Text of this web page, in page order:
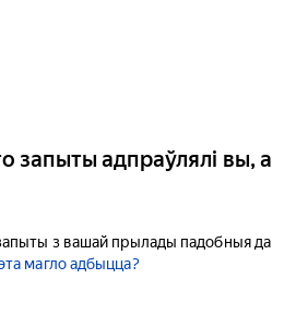
запыты адпраўлялі вы, а
з вашай прылады падобныя да
магло адбыцца?